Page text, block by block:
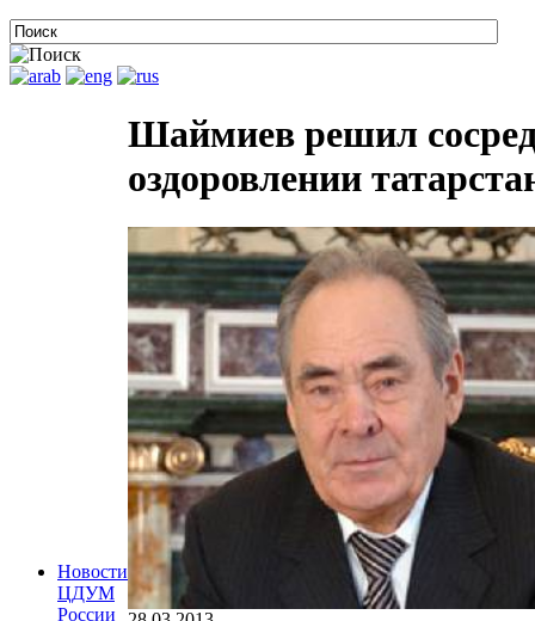
Новости
ЦДУМ
России
Шаймиев решил
оздоровлении